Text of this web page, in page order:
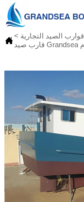
 قوارب الصيد التجارية >